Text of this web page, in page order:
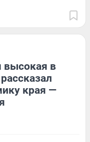
высокая в
края —